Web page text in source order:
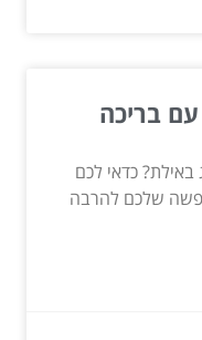
עם בריכה
באילת? כדאי לכם
שלכם להרבה